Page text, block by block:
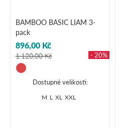
BAMBOO BASIC LIAM 3-
pack
896,00 Kč
1.120,00 Kč - 20%
Dostupné velikosti:
M L XL XXL